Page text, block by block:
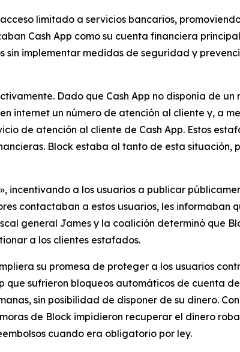
limitado a servicios bancarios,
Cash App como su cuenta financiera
implementar medidas de seguridad y
Dado que Cash App no ​​disponía de un
internet un número de atención al cliente y, a
de atención al cliente de Cash App. Estos
Block estaba al tanto de esta situación,
incentivando a los usuarios a publicar
contactaban a estos usuarios, les informaban
general James y la coalición determinó que
a los clientes estafados.
su promesa de proteger a los usuarios
que sufrieron bloqueos automáticos de cuenta
sin posibilidad de disponer de su dinero.
de Block impidieron recuperar el dinero
cuando era obligatorio por ley.